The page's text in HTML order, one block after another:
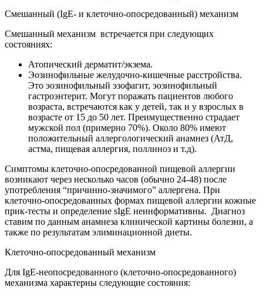
Смешанный (IgE- и клеточно-опосредованный) механизм
Смешанный механизм встречается при следующих
состояниях:
Атопический дерматит/экзема.
Эозинофильные желудочно-кишечные расстройства.
Это эозинофильный эзофагит, эозинофильный
гастроэнтерит. Могут поражать пациентов любого
возраста, встречаются как у детей, так и у взрослых в
возрасте от 15 до 50 лет. Преимущественно страдает
мужской пол (примерно 70%). Около 80% имеют
положительный аллергологический анамнез (АтД,
астма, пищевая аллергия, поллиноз и т.д).
Симптомы клеточно-опосредованной пищевой аллергии
возникают через несколько часов (обычно 24-48) после
употребления “причинно-значимого” аллергена. При
клеточно-опосредованных формах пищевой аллергии кожные
прик-тесты и определение sIgE неинформативны. Диагноз
ставим по данным анамнеза клинической картины болезни, а
также по результатам элиминационной диеты.
Клеточно-опосредованный механизм
Для IgE-неопосредованного (клеточно-опосредованного)
механизма характерны следующие состояния: